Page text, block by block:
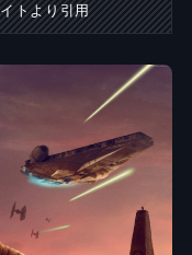
トより引用